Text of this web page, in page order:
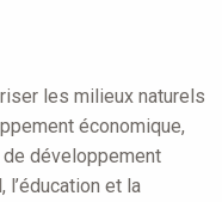
les milieux naturels
économique,
développement
l’éducation et la